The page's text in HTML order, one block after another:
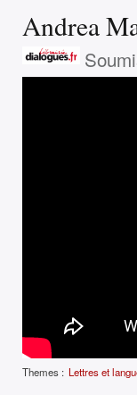
Andrea
Themes : Lettres et